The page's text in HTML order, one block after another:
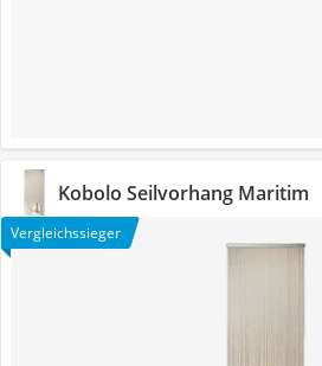
Kobolo Seilvorhang Maritim
Vergleichssieger